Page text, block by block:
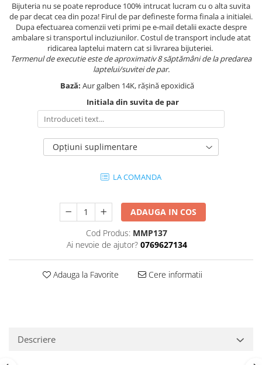
Bijuteria nu se poate reproduce 100% intrucat lucram cu o alta suvita
de par decat cea din poza! Firul de par defineste forma finala a initialei.
Dupa efectuarea comenzii veti primi pe e-mail detalii exacte despre
ambalare si transportul incluziunilor. Costul de transport include atat
ridicarea laptelui matern cat si livrarea bijuteriei.
Termenul de executie este de aproximativ 8 săptămâni de la predarea
laptelui/suvitei de par.
Bază: Aur galben 14K, rășină epoxidică
Initiala din suvita de par
Opțiuni suplimentare
LA COMANDA
ADAUGA IN COS
Cod Produs: MMP137
Ai nevoie de ajutor? 0769627134
Adauga la Favorite Cere informatii
Descriere